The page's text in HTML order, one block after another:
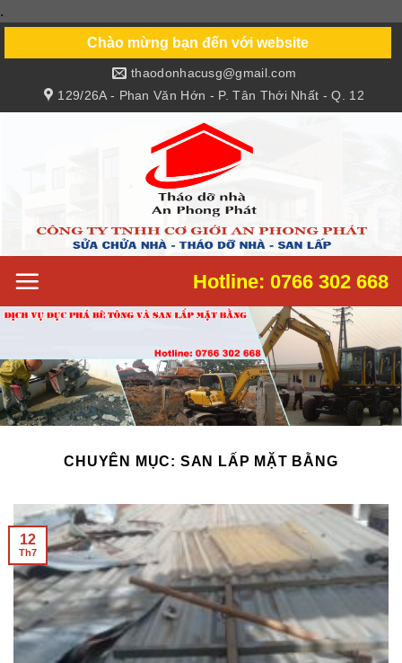
.
content
Chào mừng bạn đến với website
129/26A - Phan Văn Hớn - P. Tân Thới Nhất - Q. 12
thaodonhacusg@gmail.com
Hotline: 0766 302 668
12
Th7